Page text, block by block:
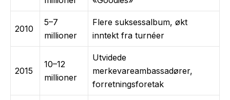
2010
5–7
millioner
Flere suksessalbum, økt
inntekt fra turnéer
2015
10–12
millioner
Utvidede
merkevareambassadører,
forretningsforetak